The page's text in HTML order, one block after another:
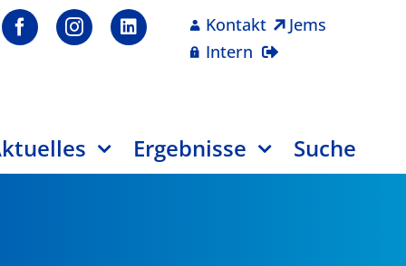
Kontakt
Jems
Intern
Ergebnisse Suche